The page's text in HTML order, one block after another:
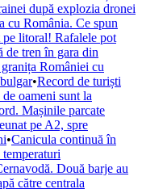
după explozia dronei
cu România. Ce spun
litoral! Rafalele pot
de tren în gara din
României cu
•Record de turiști
oameni sunt la
Mașinile parcate
pe A2, spre
•Canicula continuă în
Două barje au
către centrala